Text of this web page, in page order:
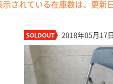
されている在庫数は、更新
2018年05月17